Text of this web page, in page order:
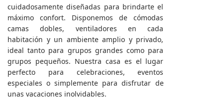
cuidadosamente diseñadas para brindarte el
máximo confort. Disponemos de cómodas
camas dobles, ventiladores en cada
habitación y un ambiente amplio y privado,
ideal tanto para grupos grandes como para
grupos pequeños. Nuestra casa es el lugar
perfecto para celebraciones, eventos
especiales o simplemente para disfrutar de
unas vacaciones inolvidables.